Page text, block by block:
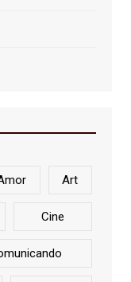
Art
Cine